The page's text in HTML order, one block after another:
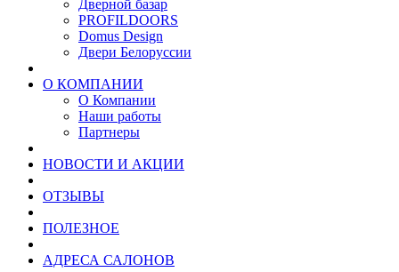
Дверной базар
PROFILDOORS
Domus Design
Двери Белоруссии
О КОМПАНИИ
О Компании
Наши работы
Партнеры
НОВОСТИ И АКЦИИ
ОТЗЫВЫ
ПОЛЕЗНОЕ
АДРЕСА САЛОНОВ